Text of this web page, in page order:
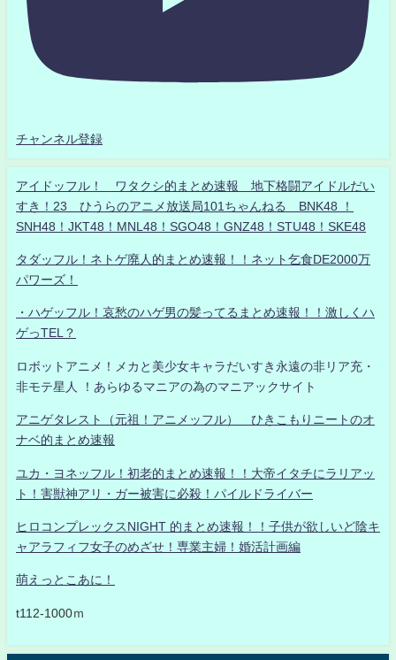
チャンネル登録
アイドッフル！ ワタクシ的まとめ速報 地下格闘アイドルだい
すき！23 ひうらのアニメ放送局101ちゃんねる BNK48 ！
SNH48！JKT48！MNL48！SGO48！GNZ48！STU48！SKE48
タダッフル！ネトゲ廃人的まとめ速報！！ネット乞食DE2000万
パワーズ！
・ハゲッフル！哀愁のハゲ男の髪ってるまとめ速報！！激しくハ
ゲっTEL？
ロボットアニメ！メカと美少女キャラだいすき永遠の非リア充・
非モテ星人 ！あらゆるマニアの為のマニアックサイト
アニゲタレスト（元祖！アニメッフル） ひきこもりニートのオ
ナベ的まとめ速報
ユカ・ヨネッフル！初老的まとめ速報！！大帝イタチにラリアッ
ト！害獣神アリ・ガー被害に必殺！パイルドライバー
ヒロコンプレックスNIGHT 的まとめ速報！！子供が欲しいど陰キ
ャアラフィフ女子のめざせ！専業主婦！婚活計画編
萌えっとこあに！
t112-1000ｍ